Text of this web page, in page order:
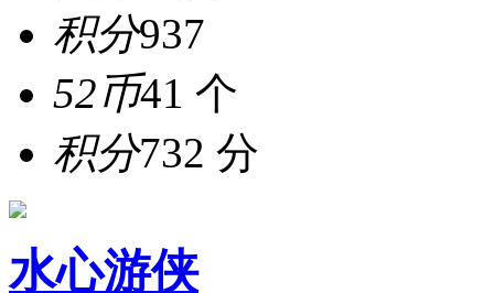
积分937
52币41 个
积分732 分
水心游侠